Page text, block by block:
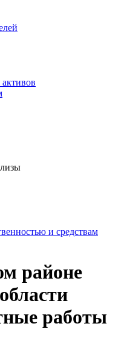
и средствам
районе
работы